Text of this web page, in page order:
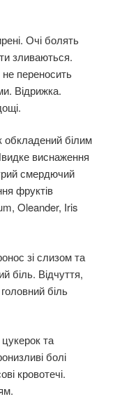
Очі болять
зливаються.
не переносить
Відрижка.
обкладений білим
виснаження
смердючий
фруктів
Oleander, Iris
зі слизом та
біль. Відчуття,
біль
цукерок та
болі
кровотечі.